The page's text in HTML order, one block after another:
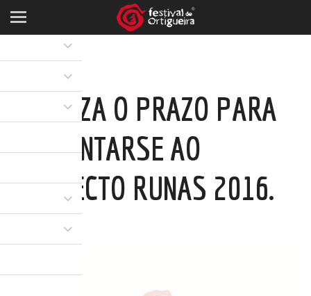
FINALIZA O PRAZO PARA
PRESENTARSE AO
PROXECTO RUNAS 2016.
27 ABR 2016